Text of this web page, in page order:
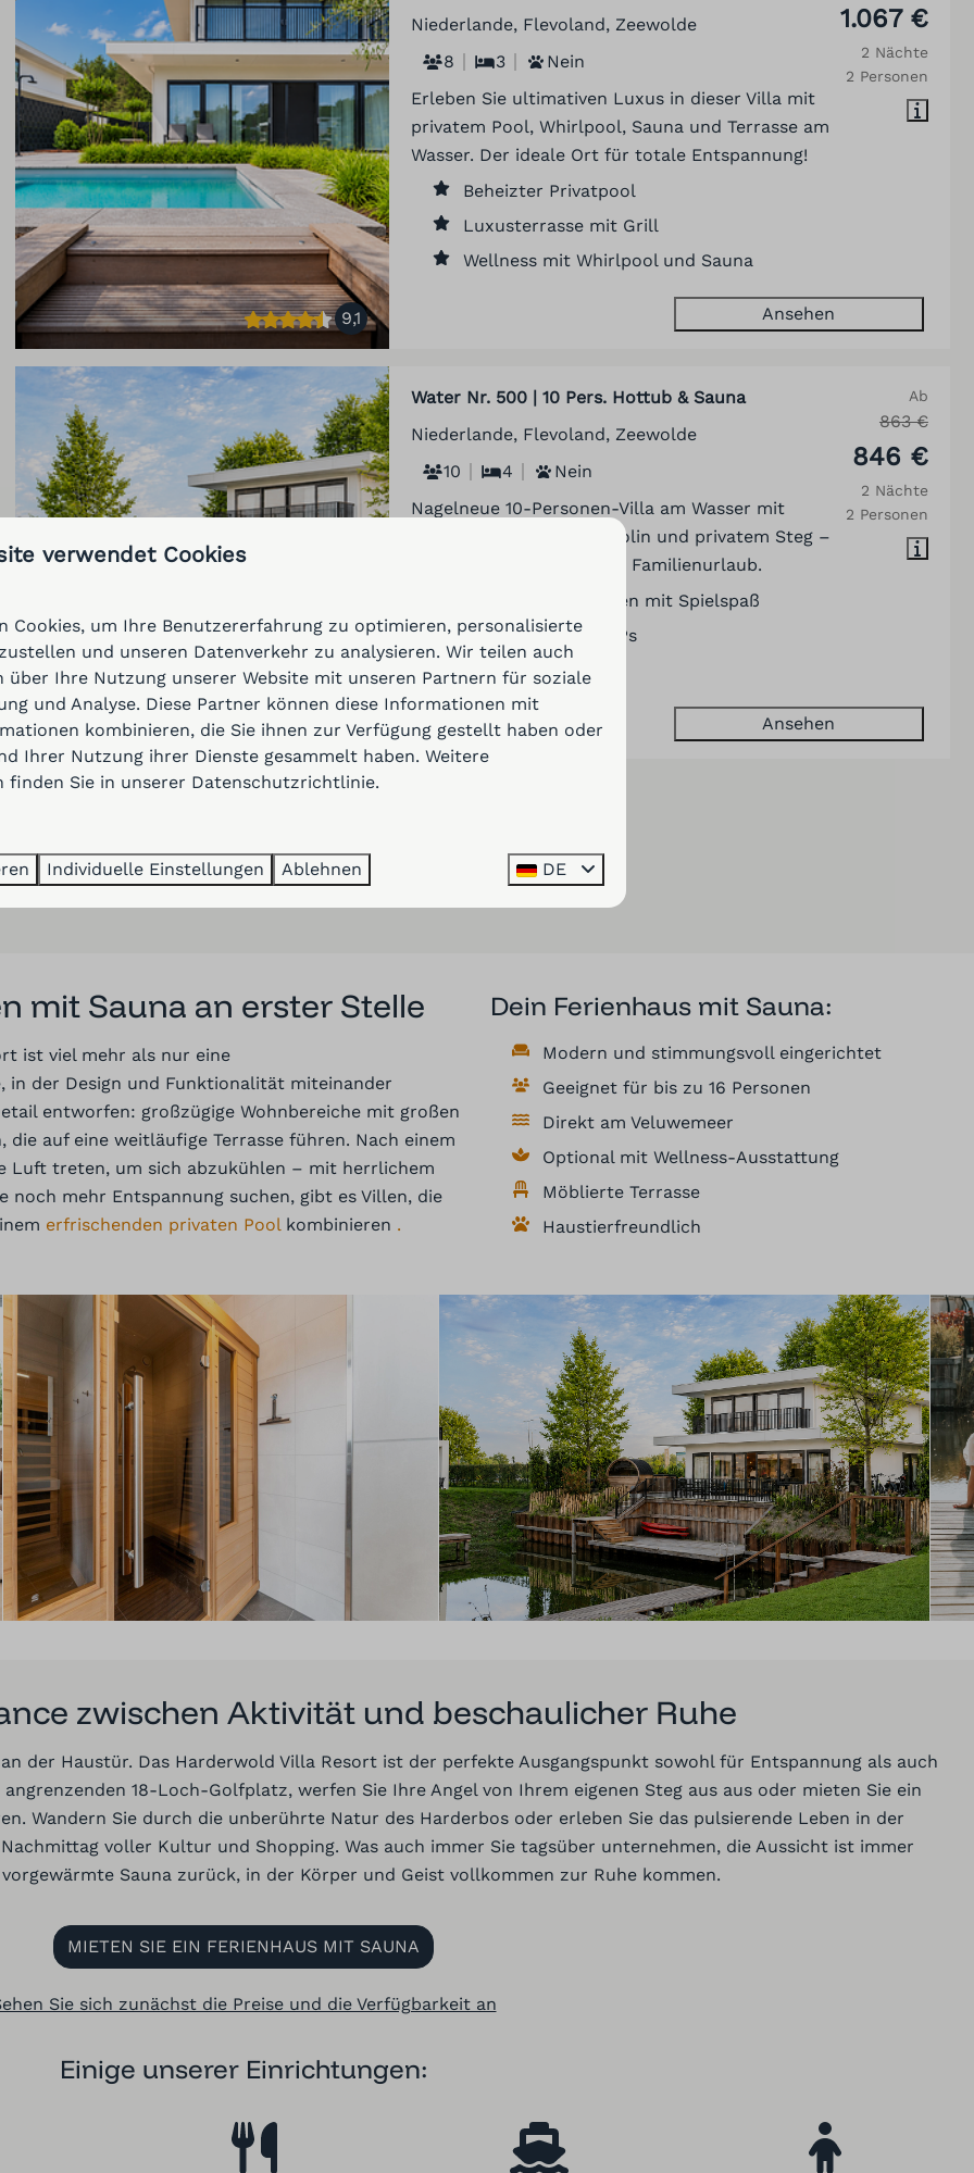
9,1
1.067 €
2 Nächte
2 Personen
Niederlande, Flevoland, Zeewolde
8
3
Nein
Erleben Sie ultimativen Luxus in dieser Villa mit
privatem Pool, Whirlpool, Sauna und Terrasse am
Wasser. Der ideale Ort für totale Entspannung!
Beheizter Privatpool
Luxusterrasse mit Grill
Wellness mit Whirlpool und Sauna
Ansehen
9,5
Ab
863 €
846 €
2 Nächte
2 Personen
Water Nr. 500 | 10 Pers. Hottub & Sauna
Niederlande, Flevoland, Zeewolde
10
4
Nein
Nagelneue 10-Personen-Villa am Wasser mit
Whirlpool, Sauna, Trampolin und privatem Steg –
ideal für einen luxuriösen Familienurlaub.
Eingezäunter Garten mit Spielspaß
Privater Steg & SUPs
Whirlpool & Sauna
Ansehen
mit Sauna an erster Stelle
ist viel mehr als nur eine
in der Design und Funktionalität miteinander
entworfen: großzügige Wohnbereiche mit großen
auf eine weitläufige Terrasse führen. Nach einem
Luft treten, um sich abzukühlen – mit herrlichem
noch mehr Entspannung suchen, gibt es Villen, die
erfrischenden privaten Poolkombinieren .
Dein Ferienhaus mit Sauna:
Modern und stimmungsvoll eingerichtet
Geeignet für bis zu 16 Personen
Direkt am Veluwemeer
Optional mit Wellness-Ausstattung
Möblierte Terrasse
Haustierfreundlich
zwischen Aktivität und beschaulicher Ruhe
der Haustür. Das Harderwold Villa Resort ist der perfekte Ausgangspunkt sowohl für Entspannung als auch
18-Loch-Golfplatz, werfen Sie Ihre Angel von Ihrem eigenen Steg aus ausoder mieten Sie ein
Wandern Sie durch die unberührte Natur des Harderbos oder erleben Sie das pulsierende Leben in der
voller Kultur und Shopping. Was auch immer Sie tagsüber unternehmen, die Aussicht ist immer
Sauna zurück, in der Körper und Geist vollkommen zur Ruhe kommen.
MIETEN SIE EIN FERIENHAUS MIT SAUNA
Sie sich zunächst die Preise und die Verfügbarkeit an
Einige unserer Einrichtungen:
verwendet Cookies
Cookies, um Ihre Benutzererfahrung zu optimieren, personalisierte
und unseren Datenverkehr zu analysieren. Wir teilen auch
über Ihre Nutzung unserer Website mit unseren Partnern für soziale
und Analyse. Diese Partner können diese Informationen mit
kombinieren, die Sie ihnen zur Verfügung gestellt haben oder
Ihrer Nutzung ihrer Dienste gesammelt haben. Weitere
finden Sie in unserer Datenschutzrichtlinie.
Individuelle Einstellungen Ablehnen DE